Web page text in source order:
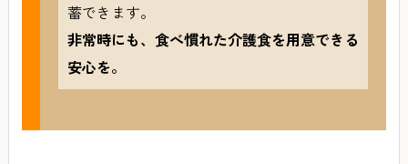
蓄できます。
非常時にも、食べ慣れた介護食を用意できる
安心を。